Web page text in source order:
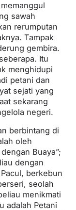
sawah
rerumputan
Tampak
gembira.
Itu
menghidupi
petani dan
sejati yang
sekarang
negeri.
berbintang di
oleh
Buaya”;
dengan
berkebun
seolah
menikmati
adalah Petani